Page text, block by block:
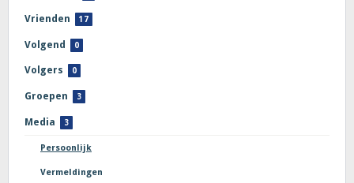
Vrienden 17
Volgend 0
Volgers 0
Groepen 3
Media 3
Persoonlijk
Vermeldingen